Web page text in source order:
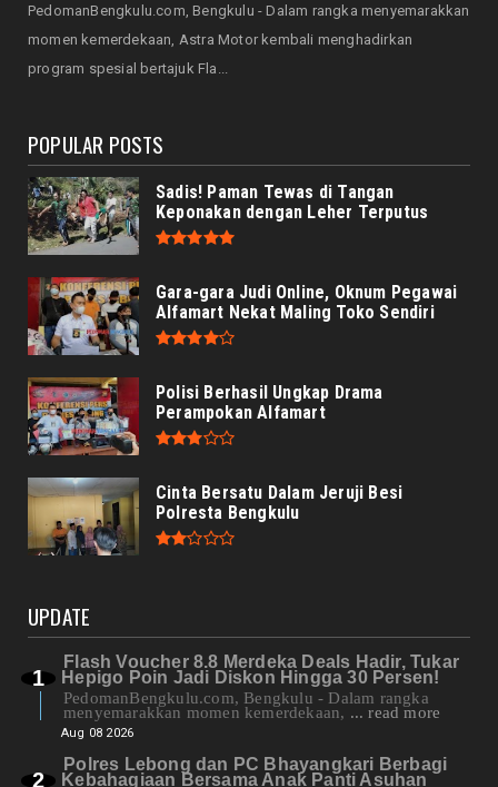
Servis Bukan Saat Rusak: Astra Motor
Bengkulu Ingatkan Penti...
August 07, 2026
PedomanBengkulu.com, Bengkulu - Dalam rangka menyemarakkan
momen kemerdekaan, Astra Motor kembali menghadirkan
program spesial bertajuk Fla...
POPULAR POSTS
Sadis! Paman Tewas di Tangan
Keponakan dengan Leher Terputus
Gara-gara Judi Online, Oknum Pegawai
Alfamart Nekat Maling Toko Sendiri
Polisi Berhasil Ungkap Drama
Perampokan Alfamart
Cinta Bersatu Dalam Jeruji Besi
Polresta Bengkulu
UPDATE
Flash Voucher 8.8 Merdeka Deals Hadir, Tukar
Hepigo Poin Jadi Diskon Hingga 30 Persen!
PedomanBengkulu.com, Bengkulu - Dalam rangka
menyemarakkan momen kemerdekaan, ... read more
Aug 08 2026
Polres Lebong dan PC Bhayangkari Berbagi
Kebahagiaan Bersama Anak Panti Asuhan